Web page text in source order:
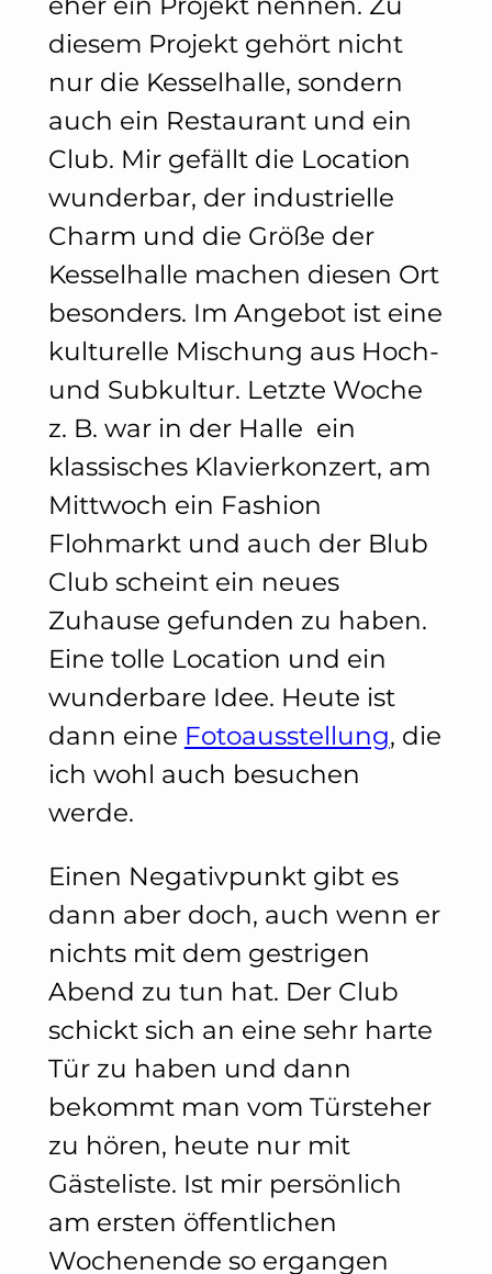
diesem Projekt gehört nicht
nur die Kesselhalle, sondern
auch ein Restaurant und ein
Club. Mir gefällt die Location
wunderbar, der industrielle
Charm und die Größe der
Kesselhalle machen diesen Ort
besonders. Im Angebot ist eine
kulturelle Mischung aus Hoch-
und Subkultur. Letzte Woche
z. B. war in der Halle ein
klassisches Klavierkonzert, am
Mittwoch ein Fashion
Flohmarkt und auch der Blub
Club scheint ein neues
Zuhause gefunden zu haben.
Eine tolle Location und ein
wunderbare Idee. Heute ist
dann eine Fotoausstellung, die
ich wohl auch besuchen
werde.
Einen Negativpunkt gibt es
dann aber doch, auch wenn er
nichts mit dem gestrigen
Abend zu tun hat. Der Club
schickt sich an eine sehr harte
Tür zu haben und dann
bekommt man vom Türsteher
zu hören, heute nur mit
Gästeliste. Ist mir persönlich
am ersten öffentlichen
Wochenende so ergangen